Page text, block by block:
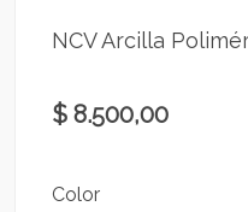
NCV Arcilla
$ 8.500,00
Color